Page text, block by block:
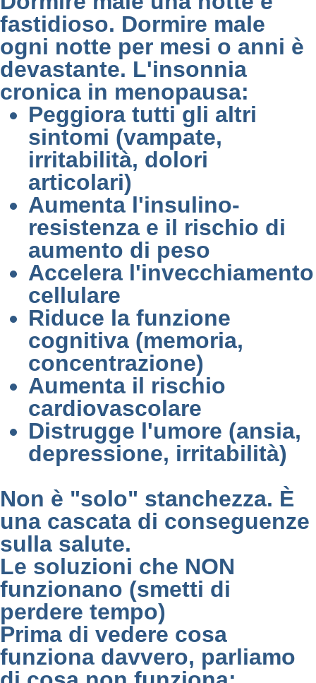
fastidioso. Dormire male
ogni notte per mesi o anni è
devastante. L'insonnia
cronica in menopausa:
Peggiora tutti gli altri
sintomi (vampate,
irritabilità, dolori
articolari)
Aumenta l'insulino-
resistenza e il rischio di
aumento di peso
Accelera l'invecchiamento
cellulare
Riduce la funzione
cognitiva (memoria,
concentrazione)
Aumenta il rischio
cardiovascolare
Distrugge l'umore (ansia,
depressione, irritabilità)
Non è "solo" stanchezza. È
una cascata di conseguenze
sulla salute.
Le soluzioni che NON
funzionano (smetti di
perdere tempo)
Prima di vedere cosa
funziona davvero, parliamo